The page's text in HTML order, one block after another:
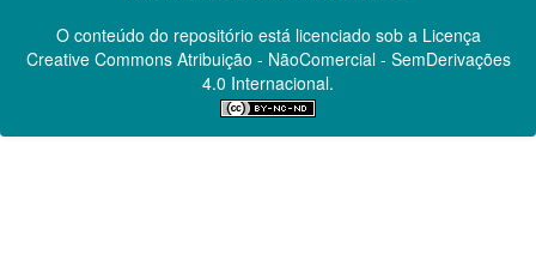
O conteúdo do repositório está licenciado sob a Licença
Creative CommonsAtribuição - NãoComercial - SemDerivações
4.0 Internacional.